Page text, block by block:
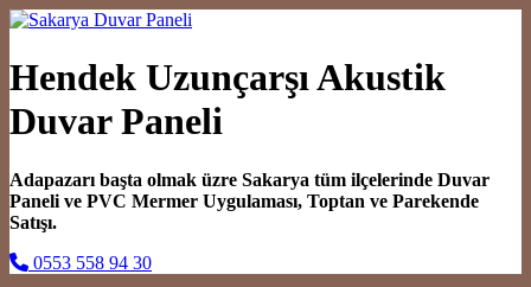
Hendek Uzunçarşı Akustik
Duvar Paneli
Adapazarı başta olmak üzre Sakarya tüm ilçelerinde Duvar
Paneli ve PVC Mermer Uygulaması, Toptan ve Parekende
Satışı.
0553 558 94 30